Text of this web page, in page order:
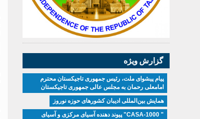
گزارش ویژه
پیام پیشوای ملت، رئیس جمهوری تاجیکستان محترم
امامعلی رحمان به مجلس عالی جمهوری تاجیکستان
همایش بین‌المللی ادیبان کشور‌های حوزه نوروز
" CASA-1000" پیوند دهنده آسیای مرکزی و آسیای